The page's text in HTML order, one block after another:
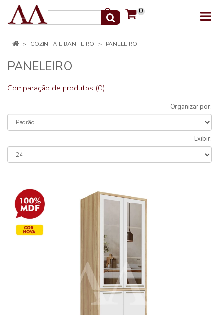
0
COZINHA E BANHEIRO PANELEIRO
PANELEIRO
Comparação de produtos (0)
Organizar por:
Exibir: